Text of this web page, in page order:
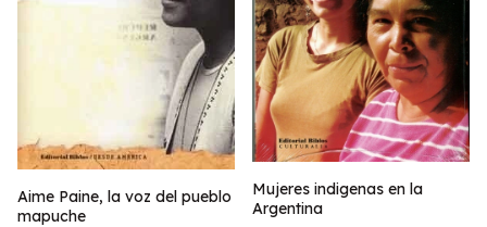
Aime Paine, la voz del pueblo
mapuche
Mujeres indigenas en la
Argentina